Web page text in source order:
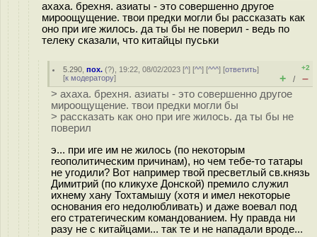
ахаха. брехня. азиаты - это совершенно другое
мироощущение. твои предки могли бы рассказать как
оно при иге жилось. да ты бы не поверил - ведь по
телеку сказали, что китайцы пуськи
5.290 ,пох. (?), 19:22, 08/02/2023 [^] [^^] [^^^] [ответить]
[к модератору]
+2
+ / –
> ахаха. брехня. азиаты - это совершенно другое
мироощущение. твои предки могли бы
> рассказать как оно при иге жилось. да ты бы не
поверил
э... при иге им не жилось (по некоторым
геополитическим причинам), но чем тебе-то татары
не угодили? Вот например твой пресветлый св.князь
Димитрий (по кликухе Донской) премило служил
ихнему хану Тохтамышу (хотя и имел некоторые
основания его недолюбливать) и даже воевал под
его стратегическим командованием. Ну правда ни
разу не с китайцами... так те и не нападали вроде...